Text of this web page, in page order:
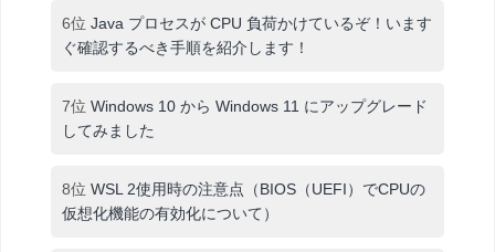
6位 Java プロセスが CPU 負荷かけているぞ！います
ぐ確認するべき手順を紹介します！
7位 Windows 10 から Windows 11 にアップグレード
してみました
8位 WSL 2使用時の注意点（BIOS（UEFI）でCPUの
仮想化機能の有効化について）